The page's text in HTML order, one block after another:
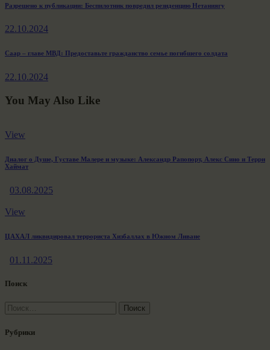
Навигация
по
Previous
Разрешено к публикации: Беспилотник повредил резиденцию Нетаниягу
22.10.2024
Next
Саар – главе МВД: Предоставьте гражданство семье погибшего солдата
22.10.2024
You May Also Like
View
Диалог о Душе, Густаве Малере и музыке: Александр Рапопорт, Алекс Сино и Терри
Хаймат
03.08.2025
View
ЦАХАЛ ликвидировал террориста Хизбаллах в Южном Ливане
01.11.2025
Поиск
Найти:
Рубрики